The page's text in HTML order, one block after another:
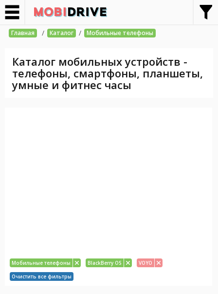
Главная / Каталог / Мобильные телефоны
Каталог мобильных устройств -
телефоны, смартфоны, планшеты,
умные и фитнес часы
Мобильные телефоны BlackBerry OS
VOYO
Очистить все фильтры